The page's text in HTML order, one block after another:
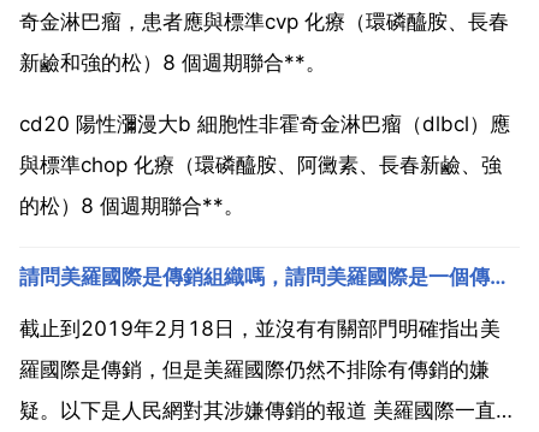
奇金淋巴瘤，患者應與標準cvp 化療（環磷醯胺、長春
新鹼和強的松）8 個週期聯合**。
cd20 陽性瀰漫大b 細胞性非霍奇金淋巴瘤（dlbcl）應
與標準chop 化療（環磷醯胺、阿黴素、長春新鹼、強
的松）8 個週期聯合**。
請問美羅國際是傳銷組織嗎，請問美羅國際是一個傳銷組織嗎
截止到2019年2月18日，並沒有有關部門明確指出美
羅國際是傳銷，但是美羅國際仍然不排除有傳銷的嫌
疑。以下是人民網對其涉嫌傳銷的報道 美羅國際一直以